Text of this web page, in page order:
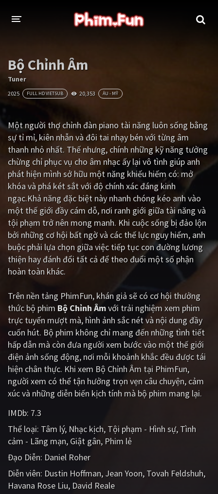
THỂ LOẠI
Thần thoại - Cổ trang
Tâm lý Chiến tranh
Kinh dị Tội phạm - Hình sự
Phiêu lưu Hài hước
Viễn tưởng Khoa học - Tài liệu
Hoạt hình Thể thao
Tình cảm - Lãng mạn Kỳ ảo
Giật gân Gia đình
Bí ẩn Lịch sử
Viễn Tây Tiểu sử
GameShow DramaTV
QUỐC GIA
Âu - Mỹ Trung Quốc - Hồng Kông
Hàn Quốc Nhật Bản
Ấn Độ Việt Nam
Tổng hợp
CẬP NHẬT
PHIM MỚI
PHIM BỘ
PHIM LẺ
Bộ Chỉnh Âm
Tuner
2025 FULL HD VIETSUB 20,353 ÂU - MỸ
Một người thợ chỉnh đàn piano tài năng luôn sống bằng
sự tỉ mỉ, kiên nhẫn và đôi tai nhạy bén với từng âm
thanh nhỏ nhất. Thế nhưng, chính những kỹ năng tưởng
chừng chỉ phục vụ cho âm nhạc ấy lại vô tình giúp anh
phát hiện mình sở hữu một năng khiếu hiếm có: mở
khóa và phá két sắt với độ chính xác đáng kinh
ngạc.Khả năng đặc biệt này nhanh chóng kéo anh vào
một thế giới đầy cám dỗ, nơi ranh giới giữa tài năng và
tội phạm trở nên mong manh. Khi cuộc sống bị đảo lộn
bởi những cơ hội bất ngờ và các thế lực nguy hiểm, anh
buộc phải lựa chọn giữa việc tiếp tục con đường lương
thiện hay đánh đổi tất cả để theo đuổi một số phận
hoàn toàn khác.
Trên nền tảng PhimFun, khán giả sẽ có cơ hội thưởng
thức bộ phim Bộ Chỉnh Âmvới trải nghiệm xem phim
trực tuyến mượt mà, hình ảnh sắc nét và nội dung đầy
cuốn hút. Bộ phim không chỉ mang đến những tình tiết
hấp dẫn mà còn đưa người xem bước vào một thế giới
điện ảnh sống động, nơi mỗi khoảnh khắc đều được tái
hiện chân thực. Khi xem Bộ Chỉnh Âm tại PhimFun,
người xem có thể tận hưởng trọn vẹn câu chuyện, cảm
xúc và những diễn biến kịch tính mà bộ phim mang lại.
IMDb: 7.3
Thể loại: Tâm lý Nhạc kịch Tội phạm - Hình sự Tình
cảm - Lãng mạn Giật gân Phim lẻ
Đạo Diễn: Daniel Roher
Diễn viên: Dustin Hoffman Jean Yoon Tovah Feldshuh
Havana Rose Liu David Reale